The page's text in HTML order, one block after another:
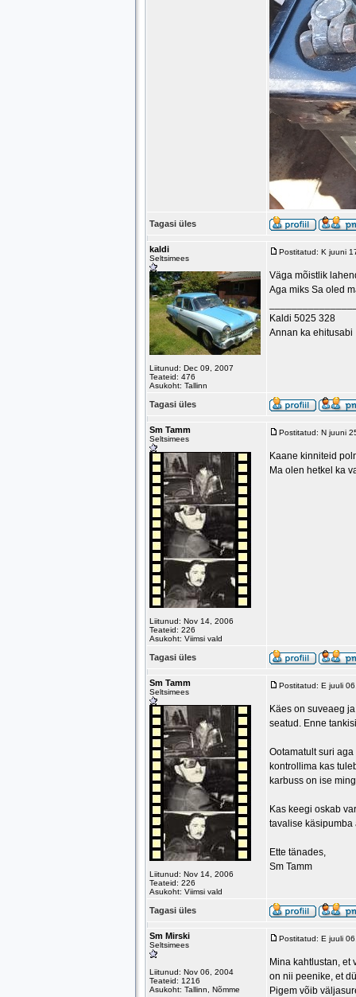
Tagasi üles
kaldi
Seltsimees
Liitunud: Dec 09, 2007
Teateid: 476
Asukoht: Tallinn
Postitatud: K juuni
Väga mõistlik
Aga miks Sa oled
Kaldi 5025 328
Annan ka ehitusabi
Tagasi üles
Sm Tamm
Seltsimees
Liitunud: Nov 14, 2006
Teateid: 226
Asukoht: Viimsi vald
Postitatud: N juuni
Kaane kinniteid
Ma olen hetkel ka
Tagasi üles
Sm Tamm
Seltsimees
Liitunud: Nov 14, 2006
Teateid: 226
Asukoht: Viimsi vald
Postitatud: E juuli
Käes on suveaeg
seatud. Enne
Ootamatult suri
kontrollima kas
karbuss on ise
Kas keegi oskab
tavalise käsipumba
Ette tänades,
Sm Tamm
Tagasi üles
Sm Mirski
Seltsimees
Liitunud: Nov 06, 2004
Teateid: 1216
Asukoht: Tallinn, Nõmme
Postitatud: E juuli
Mina kahtlustan, et
on nii peenike, et
Pigem võib